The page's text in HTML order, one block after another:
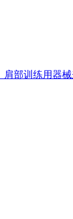
部训练用器